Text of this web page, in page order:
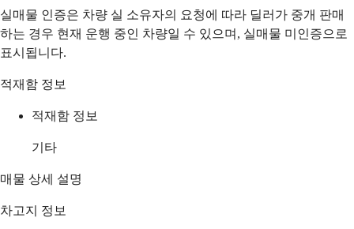
실매물 인증은 차량 실 소유자의 요청에 따라 딜러가 중개 판매
하는 경우 현재 운행 중인 차량일 수 있으며, 실매물 미인증으로
표시됩니다.
적재함 정보
적재함 정보
기타
매물 상세 설명
차고지 정보